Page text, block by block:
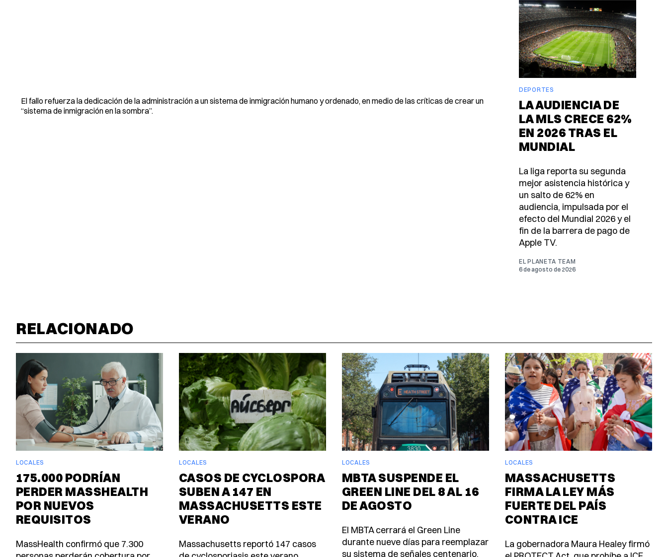
El fallo refuerza la dedicación de la administración a un sistema de inmigración humano y ordenado, en medio de las críticas de crear un
“sistema de inmigración en la sombra”.
DEPORTES
LA AUDIENCIA DE
LA MLS CRECE 62%
EN 2026 TRAS EL
MUNDIAL
La liga reporta su segunda
mejor asistencia histórica y
un salto de 62% en
audiencia, impulsada por el
efecto del Mundial 2026 y el
fin de la barrera de pago de
Apple TV.
EL PLANETA TEAM
6 de agosto de 2026
RELACIONADO
LOCALES
175.000 PODRÍAN
PERDER MASSHEALTH
POR NUEVOS
REQUISITOS
MassHealth confirmó que 7.300
LOCALES
CASOS DE CYCLOSPORA
SUBEN A 147 EN
MASSACHUSETTS ESTE
VERANO
Massachusetts reportó 147 casos
LOCALES
MBTA SUSPENDE EL
GREEN LINE DEL 8 AL 16
DE AGOSTO
El MBTA cerrará el Green Line
durante nueve días para reemplazar
su sistema de señales centenario.
LOCALES
MASSACHUSETTS
FIRMA LA LEY MÁS
FUERTE DEL PAÍS
CONTRA ICE
La gobernadora Maura Healey firmó